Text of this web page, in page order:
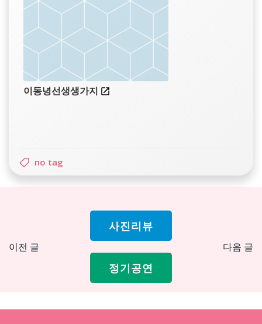
이동녕선생생가지
no tag
Post
navigation
이전 글
사진리뷰
정기공연
다음 글